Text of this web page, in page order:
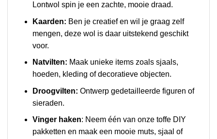
Lontwol spin je een zachte, mooie draad.
Kaarden: Ben je creatief en wil je graag zelf
mengen, deze wol is daar uitstekend geschikt
voor.
Natvilten: Maak unieke items zoals sjaals,
hoeden, kleding of decoratieve objecten.
Droogvilten: Ontwerp gedetailleerde figuren of
sieraden.
Vinger haken: Neem één van onze toffe DIY
pakketten en maak een mooie muts, sjaal of